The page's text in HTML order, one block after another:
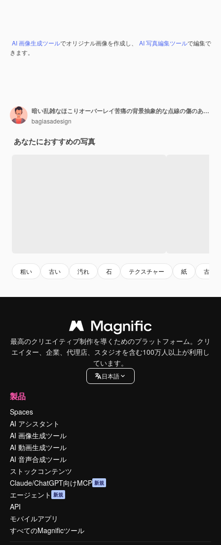
AI 画像生成ツールでオリジナル画像を作成し、 AI 写真編集ツールで編集で
きます。
暗い乱雑なほこりオーバーレイ苦痛の背景抽象的な点線の傷のあるヴィンテージを作成するのは簡単
bagiasadesign
あなたにおすすめの写真
粗い 古い 汚れ 石 テクスチャー 紙 古い紙
最高のクリエイティブ制作を導くためのプラットフォーム。クリ
エイター、企業、代理店、スタジオを含む100万人以上が利用し
ています。
日本語
製品
Spaces
AI アシスタント
AI 画像生成ツール
AI 動画生成ツール
AI 音声合成ツール
ストックコンテンツ
Claude/ChatGPT向けMCP 新規
エージェント 新規
API
モバイルアプリ
すべてのMagnificツール